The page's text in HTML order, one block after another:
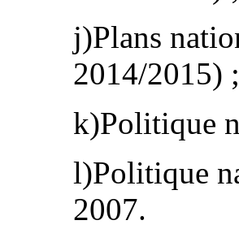
j)Plans
2014/2015) ;
k)Politique
l)Politique
2007.